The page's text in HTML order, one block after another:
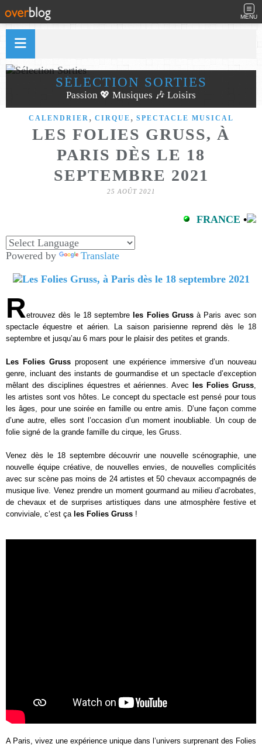
MENU
SÉLECTION SORTIES
Passion 💖 Musiques 🎶 Loisirs
CALENDRIER , CIRQUE , SPECTACLE MUSICAL
LES FOLIES GRUSS, À
PARIS DÈS LE 18
SEPTEMBRE 2021
25 AOÛT 2021
FRANCE •
Powered by Translate
Retrouvez dès le 18 septembre les Folies Gruss à Paris avec son
spectacle équestre et aérien. La saison parisienne reprend dès le 18
septembre et jusqu’au 6 mars pour le plaisir des petites et grands.
Les Folies Gruss proposent une expérience immersive d’un nouveau
genre, incluant des instants de gourmandise et un spectacle d’exception
mêlant des disciplines équestres et aériennes. Avec
les Folies Gruss,
les artistes sont vos hôtes. Le concept du spectacle est pensé pour tous
les âges, pour une soirée en famille ou entre amis. D’une façon comme
d’une autre, elles sont l’occasion d’un moment inoubliable. Un coup de
folie signé de la grande famille du cirque, les Gruss.
Venez dès le 18 septembre découvrir une nouvelle scénographie, une
nouvelle équipe créative, de nouvelles envies, de nouvelles complicités
avec sur scène pas moins de 24 artistes et 50 chevaux accompagnés de
musique live. Venez prendre un moment gourmand au milieu d’acrobates,
de chevaux et de surprises artistiques dans une atmosphère festive et
conviviale, c’est ça les Folies Gruss !
A Paris, vivez une expérience unique dans l’univers surprenant des Folies